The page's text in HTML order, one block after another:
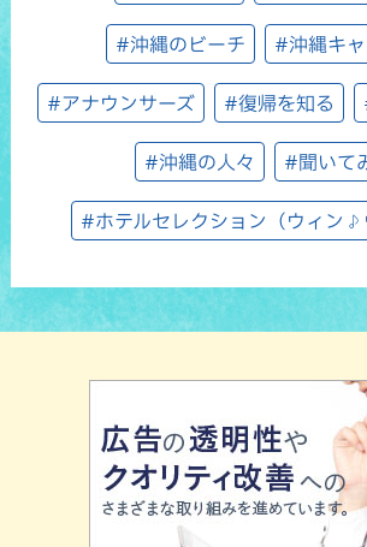
#沖縄のビーチ #沖縄キ
#アナウンサーズ #復帰を知る
#沖縄の人々 #聞いて
#ホテルセレクション（ウィン♪